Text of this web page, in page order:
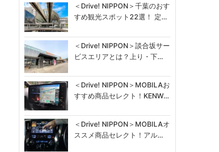
＜Drive! NIPPON＞千葉のおす
すめ観光スポット22選！ 定…
＜Drive! NIPPON＞談合坂サー
ビスエリアとは？上り・下…
＜Drive! NIPPON＞MOBILAお
すすめ商品セレクト！KENW…
＜Drive! NIPPON＞MOBILAオ
ススメ商品セレクト！アル…